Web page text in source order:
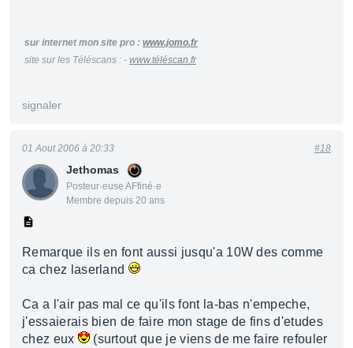
sur internet mon site pro : www.jomo.fr
site sur les Téléscans : - www.téléscan.fr
signaler
Jethomas
Posteur·euse AFfiné·e
Membre depuis 20 ans
01 Aout 2006 à 20:33 #18
Remarque ils en font aussi jusqu'a 10W des comme
ca chez laserland
Ca a l'air pas mal ce qu'ils font la-bas n'empeche,
j'essaierais bien de faire mon stage de fins d'etudes
chez eux
(surtout que je viens de me faire refouler